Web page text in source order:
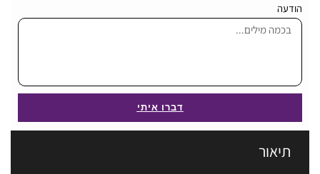
הודעה
דברו איתי
תיאור